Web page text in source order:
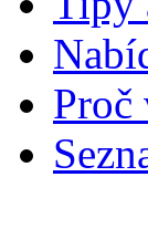
Proč